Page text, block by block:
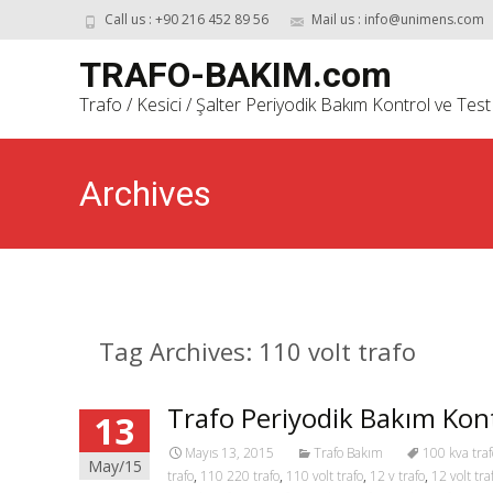
Call us : +90 216 452 89 56 Mail us : info@unimens.com
TRAFO-BAKIM.com
Trafo / Kesici / Şalter Periyodik Bakım Kontrol ve
Archives
Tag Archives: 110 volt trafo
13
May/15
Trafo Periyodik Bakım
Mayıs 13, 2015 Trafo Bakım 100 kva
trafo, 110 220 trafo, 110 volt trafo, 12 v trafo, 12 volt